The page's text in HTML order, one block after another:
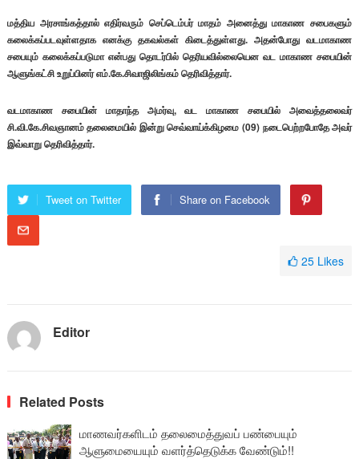
மத்திய அரசாங்கத்தால் எதிர்வரும் செப்டெம்பர் மாதம் அனைத்து மாகாண சபைகளும்
கலைக்கப்படவுள்ளதாக எனக்கு தகவல்கள் கிடைத்துள்ளது. அதன்போது வடமாகாண
சபையும் கலைக்கப்படுமா என்பது தொடர்பில் தெரியவில்லையென வட மாகாண சபையின்
ஆளுங்கட்சி உறுப்பினர் எம்.கே.சிவாஜிலிங்கம் தெரிவித்தார்.
வடமாகாண சபையின் மாதாந்த அமர்வு, வட மாகாண சபையில் அவைத்தலைவர்
சி.வி.கே.சிவஞானம் தலைமையில் இன்று செவ்வாய்க்கிழமை (09) நடைபெற்றபோதே அவர்
இவ்வாறு தெரிவித்தார்.
Tweet on Twitter Share on Facebook
25 Likes
Editor
Related Posts
மாணவர்களிடம் தலைமைத்துவப் பண்பையும்
ஆளுமையையும் வளர்த்தெடுக்க வேண்டும்!!